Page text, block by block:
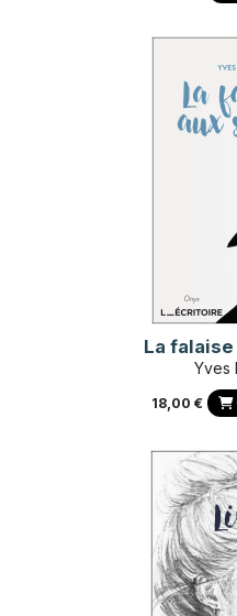
La
Yves
18,00 €